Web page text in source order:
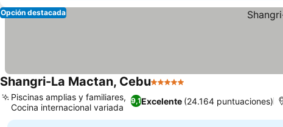
Opción destacada
Shangri-La Mactan, Cebu5 Estrellas
9,1Excelente (24.164 puntuaciones)
Piscinas amplias y familiares,
Cocina internacional variada